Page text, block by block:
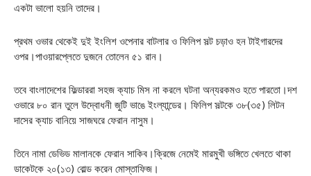
একটা ভালো হয়নি তাদের।
প্রথম ওভার থেকেই দুই ইংলিশ ওপেনার বাটলার ও ফিলিপ সল্ট চড়াও হন টাইগারদের
ওপর।পাওয়ারপ্লেতে দুজনে তোলেন ৫১ রান।
তবে বাংলাদেশের ফিল্ডাররা সহজ ক্যাচ মিস না করলে ঘটনা অন্যরকমও হতে পারতো।দশ
ওভারে ৮০ রান তুলে উদ্বোধনী জুটি ভাঙে ইংল্যান্ডের। ফিলিপ সল্টকে ৩৮(৩৫) লিটন
দাসের ক্যাচ বানিয়ে সাজঘরে ফেরান নাসুম।
তিনে নামা ডেভিড মালানকে ফেরান সাকিব।ক্রিজে নেমেই মারমুখী ভঙ্গিতে খেলতে থাকা
ডাকেটকে ২০(১৩) বোল্ড করেন মোস্তাফিজ।